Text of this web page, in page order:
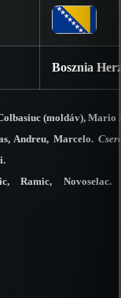
Bosznia
(moldáv), Mario
Andreu, Marcelo.
Ramic,